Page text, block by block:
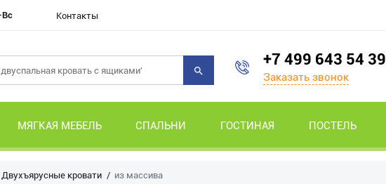
Вс Контакты
+7 499 643 54 39
Заказать звонок
МЯГКАЯ МЕБЕЛЬ СПАЛЬНИ ГОСТИНАЯ ПОСТЕЛЬ
Двухъярусные кровати из массива